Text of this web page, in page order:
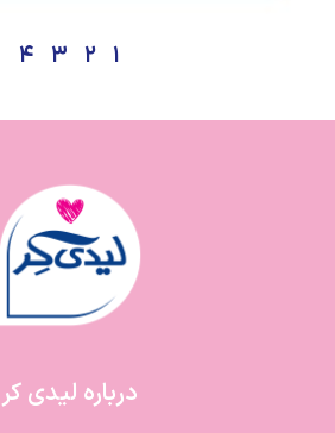
۱ ۲ ۳ ۴
درباره لیدی کر